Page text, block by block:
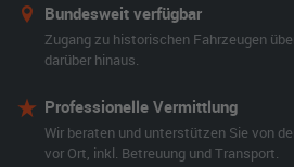
Bundesweit verfügbar
Zugang zu historischen Fahrzeugen
darüber hinaus.
Professionelle Vermittlung
Wir beraten und unterstützen Sie von
vor Ort, inkl. Betreuung und Transport.